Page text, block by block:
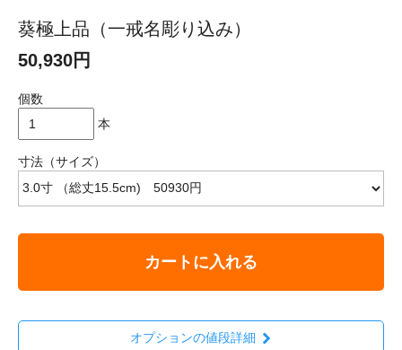
葵極上品（一戒名彫り込み）
50,930円
個数
本
寸法（サイズ）
カートに入れる
オプションの値段詳細